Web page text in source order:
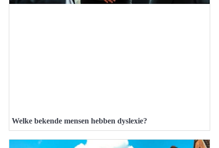
Welke bekende mensen hebben dyslexie?